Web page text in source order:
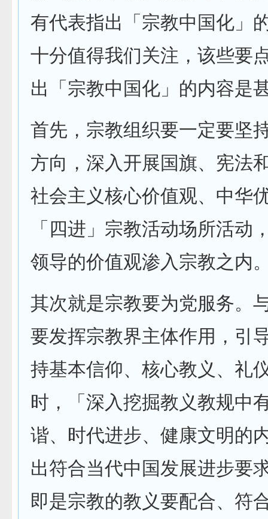
有代表指出「宗教中国化」
十分值得我们关注，该些要
出「宗教中国化」的内容是
首先，宗教组织要一定要坚
方向，深入开展国旗、宪法
社会主义核心价值观、中华
「四进」宗教活动场所活动
领导的价值观渗入宗教之内
其次就是宗教要为党服务。
要发挥宗教界主体作用，引
持基本信仰、核心教义、礼
时，「深入挖掘教义教规中
谐、时代进步、健康文明的
出符合当代中国发展进步要
即是宗教的教义要配合、符